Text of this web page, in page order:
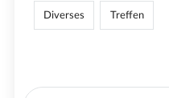
Diverses Treffen